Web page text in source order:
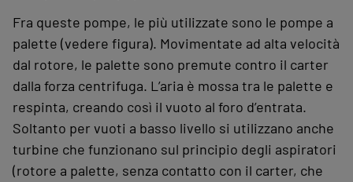
Fra queste pompe, le più utilizzate sono le pompe a
palette (vedere figura). Movimentate ad alta velocità
dal rotore, le palette sono premute contro il carter
dalla forza centrifuga. L’aria è mossa tra le palette e
respinta, creando così il vuoto al foro d’entrata.
Soltanto per vuoti a basso livello si utilizzano anche
turbine che funzionano sul principio degli aspiratori
(rotore a palette, senza contatto con il carter, che